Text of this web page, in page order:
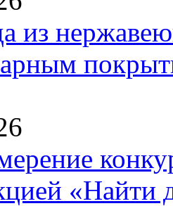
из
«Найти